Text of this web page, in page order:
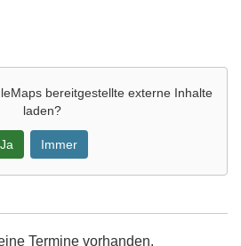
bereitgestellte externe Inhalte
laden?
Ja Immer
Termine vorhanden.